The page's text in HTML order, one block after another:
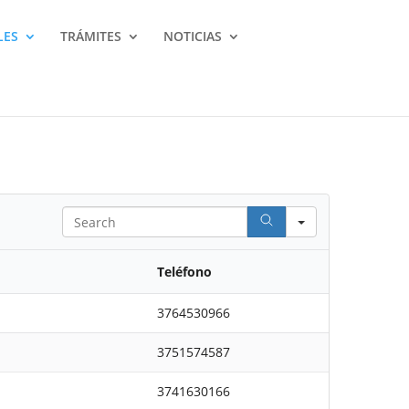
TRÁMITES NOTICIAS
Search
Teléfono
3764530966
3751574587
3741630166